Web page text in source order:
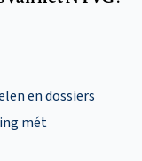
en dossiers
mét